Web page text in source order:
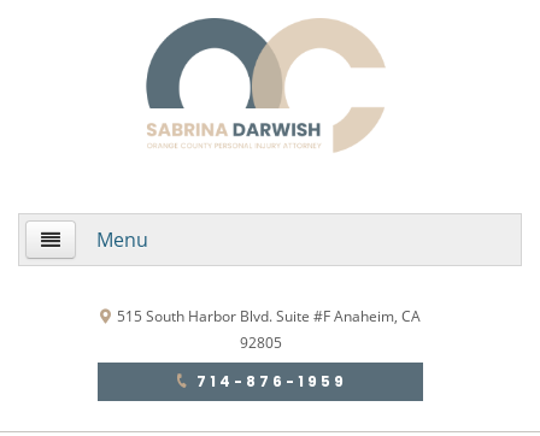
Menu
Home
About Us
515 South Harbor Blvd. Suite #F Anaheim, CA
92805
714-876-1959